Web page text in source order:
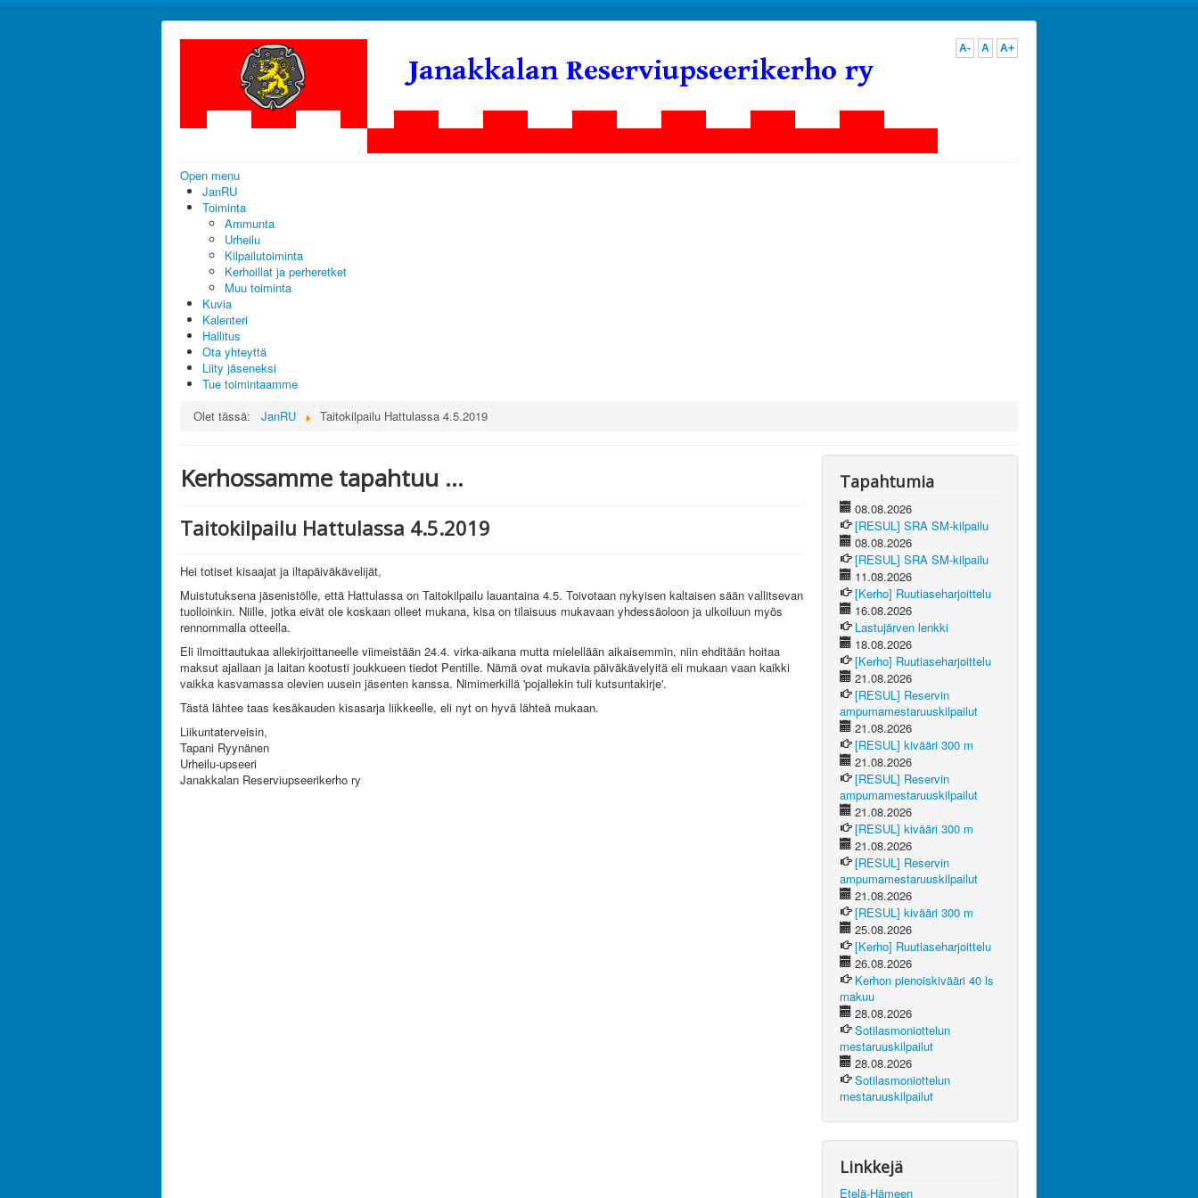
A- A A+
Open menu
JanRU
Toiminta
Ammunta
Urheilu
Kilpailutoiminta
Kerhoillat ja perheretket
Muu toiminta
Kuvia
Kalenteri
Hallitus
Ota yhteyttä
Liity jäseneksi
Tue toimintaamme
Olet tässä:
JanRU Taitokilpailu Hattulassa 4.5.2019
Kerhossamme tapahtuu ...
Taitokilpailu Hattulassa 4.5.2019
Hei totiset kisaajat ja iltapäiväkävelijät,
Muistutuksena jäsenistölle, että Hattulassa on Taitokilpailu lauantaina 4.5. Toivotaan nykyisen kaltaisen sään vallitsevan
tuolloinkin. Niille, jotka eivät ole koskaan olleet mukana, kisa on tilaisuus mukavaan yhdessäoloon ja ulkoiluun myös
rennommalla otteella.
Eli ilmoittautukaa allekirjoittaneelle viimeistään 24.4. virka-aikana mutta mielellään aikaisemmin, niin ehditään hoitaa
maksut ajallaan ja laitan kootusti joukkueen tiedot Pentille. Nämä ovat mukavia päiväkävelyitä eli mukaan vaan kaikki
vaikka kasvamassa olevien uusein jäsenten kanssa. Nimimerkillä 'pojallekin tuli kutsuntakirje'.
Tästä lähtee taas kesäkauden kisasarja liikkeelle, eli nyt on hyvä lähteä mukaan.
Liikuntaterveisin,
Tapani Ryynänen
Urheilu-upseeri
Janakkalan Reserviupseerikerho ry
Tapahtumia
08.08.2026
[RESUL] SRA SM-kilpailu
08.08.2026
[RESUL] SRA SM-kilpailu
11.08.2026
[Kerho] Ruutiaseharjoittelu
16.08.2026
Lastujärven lenkki
18.08.2026
[Kerho] Ruutiaseharjoittelu
21.08.2026
[RESUL] Reservin
ampumamestaruuskilpailut
21.08.2026
[RESUL] kivääri 300 m
21.08.2026
[RESUL] Reservin
ampumamestaruuskilpailut
21.08.2026
[RESUL] kivääri 300 m
21.08.2026
[RESUL] Reservin
ampumamestaruuskilpailut
21.08.2026
[RESUL] kivääri 300 m
25.08.2026
[Kerho] Ruutiaseharjoittelu
26.08.2026
Kerhon pienoiskivääri 40 ls
makuu
28.08.2026
Sotilasmoniottelun
mestaruuskilpailut
28.08.2026
Sotilasmoniottelun
mestaruuskilpailut
Linkkejä
Etelä-Hämeen